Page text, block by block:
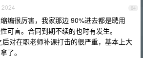
64
编很厉害，我家那边 90%进去都是聘用
可言。合同到期不续的也时有发生。
对在职老师补课打击的很严重，基本上大
了。